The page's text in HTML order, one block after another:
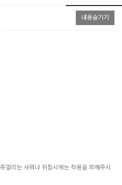
내용숨기기
얼리는 샤워나 취침시에는 착용을 피해주시